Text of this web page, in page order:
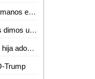
Encuentran bolsas y tambos con restos humanos en finca de Tlajomulco
AMLO celebra que EU quite aranceles; "les dimos una ayudadita" a Canadá, dijo
Ricky Martin muestra por primera vez a su hija adoptiva
Trump